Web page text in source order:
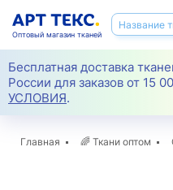
Бесплатная доставка
России для заказов от 15
УСЛОВИЯ.
Оптовый магазин тканей
Главная 🌈 Ткани оптом